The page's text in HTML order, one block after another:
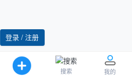
搜索 我的
登录 / 注册